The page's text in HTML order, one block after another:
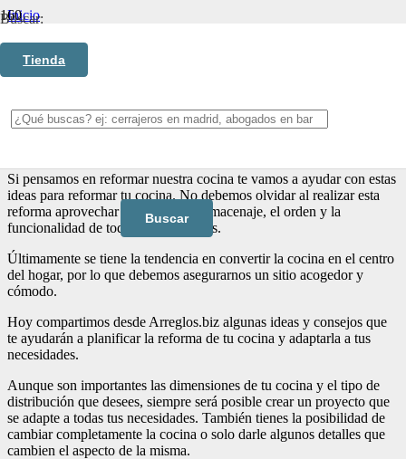
Tienda
Buscar:
Inicio
Ideas para reformar tu cocina
cocina
Si pensamos en reformar nuestra cocina te vamos a ayudar con estas
ideas para reformar tu cocina. No debemos olvidar al realizar esta
reforma aprovechar el espacio, el almacenaje, el orden y la
funcionalidad de todos los elementos.
Últimamente se tiene la tendencia en convertir la cocina en el centro
del hogar, por lo que debemos asegurarnos un sitio acogedor y
cómodo.
Hoy compartimos desde Arreglos.biz algunas ideas y consejos que
te ayudarán a planificar la reforma de tu cocina y adaptarla a tus
necesidades.
Aunque son importantes las dimensiones de tu cocina y el tipo de
distribución que desees, siempre será posible crear un proyecto que
se adapte a todas tus necesidades. También tienes la posibilidad de
cambiar completamente la cocina o solo darle algunos detalles que
cambien el aspecto de la misma.